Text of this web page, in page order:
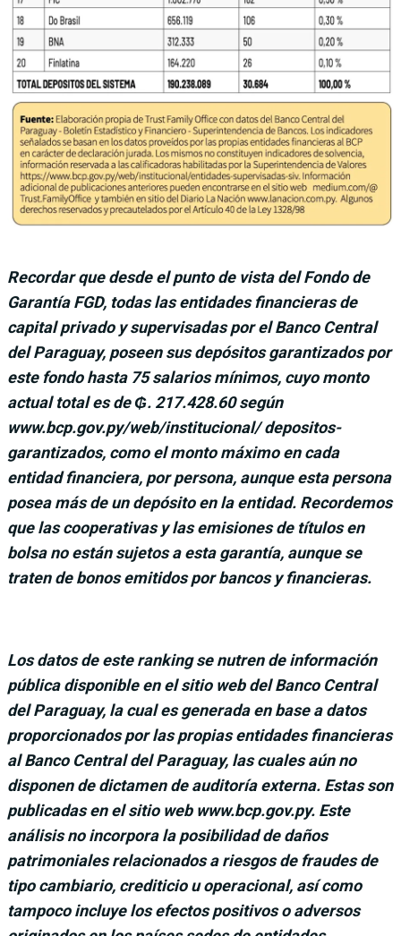
Recordar que desde el punto de vista del Fondo de
Garantía FGD, todas las entidades financieras de
capital privado y supervisadas por el Banco Central
del Paraguay, poseen sus depósitos garantizados por
este fondo hasta 75 salarios mínimos, cuyo monto
actual total es de ₲. 217.428.60 según
www.bcp.gov.py/web/institucional/ depositos-
garantizados, como el monto máximo en cada
entidad financiera, por persona, aunque esta persona
posea más de un depósito en la entidad. Recordemos
que las cooperativas y las emisiones de títulos en
bolsa no están sujetos a esta garantía, aunque se
traten de bonos emitidos por bancos y financieras.
Los datos de este ranking se nutren de información
pública disponible en el sitio web del Banco Central
del Paraguay, la cual es generada en base a datos
proporcionados por las propias entidades financieras
al Banco Central del Paraguay, las cuales aún no
disponen de dictamen de auditoría externa. Estas son
publicadas en el sitio web www.bcp.gov.py. Este
análisis no incorpora la posibilidad de daños
patrimoniales relacionados a riesgos de fraudes de
tipo cambiario, crediticio u operacional, así como
tampoco incluye los efectos positivos o adversos